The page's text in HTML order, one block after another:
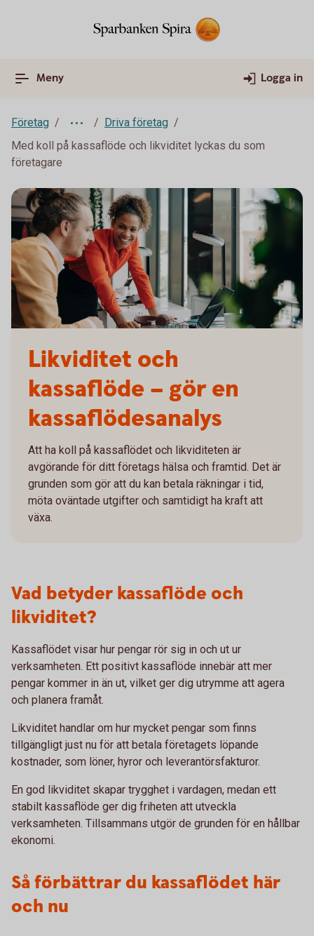
Meny Logga in
Företag
Driva företag
Med koll på kassaflöde och likviditet lyckas du som
företagare
Likviditet och
kassaflöde – gör en
kassaflödesanalys
Att ha koll på kassaflödet och likviditeten är
avgörande för ditt företags hälsa och framtid. Det är
grunden som gör att du kan betala räkningar i tid,
möta oväntade utgifter och samtidigt ha kraft att
växa.
Vad betyder kassaflöde och
likviditet?
Kassaflödet visar hur pengar rör sig in och ut ur
verksamheten. Ett positivt kassaflöde innebär att mer
pengar kommer in än ut, vilket ger dig utrymme att agera
och planera framåt.
Likviditet handlar om hur mycket pengar som finns
tillgängligt just nu för att betala företagets löpande
kostnader, som löner, hyror och leverantörsfakturor.
En god likviditet skapar trygghet i vardagen, medan ett
stabilt kassaflöde ger dig friheten att utveckla
verksamheten. Tillsammans utgör de grunden för en hållbar
ekonomi.
Så förbättrar du kassaflödet här
och nu